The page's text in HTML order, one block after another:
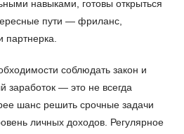
навыками, готовы открыться
пути — фриланс,
партнерка.
соблюдать закон и
заработок — это не всегда
шанс решить срочные задачи
личных доходов. Регулярное